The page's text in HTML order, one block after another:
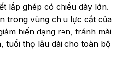
lắp ghép có chiều dày lớn.
trong vùng chịu lực cắt của
biến dạng ren, tránh mài
tuổi thọ lâu dài cho toàn bộ